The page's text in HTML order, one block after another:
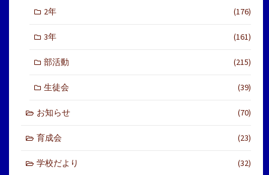
2年 (176)
3年 (161)
部活動 (215)
生徒会 (39)
お知らせ (70)
育成会 (23)
学校だより (32)